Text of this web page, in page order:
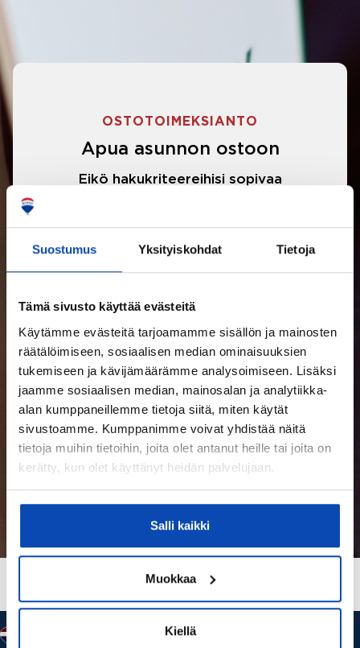
Suostumus Yksityiskohdat Tietoja
Tämä sivusto käyttää evästeitä
Käytämme evästeitä tarjoamamme sisällön ja mainosten
räätälöimiseen, sosiaalisen median ominaisuuksien
tukemiseen ja kävijämäärämme analysoimiseen. Lisäksi
jaamme sosiaalisen median, mainosalan ja analytiikka-
alan kumppaneillemme tietoja siitä, miten käytät
sivustoamme. Kumppanimme voivat yhdistää näitä
tietoja muihin tietoihin, joita olet antanut heille tai joita on
kerätty, kun olet käyttänyt heidän palvelujaan.
Salli kaikki
Muokkaa
Kiellä
OSTOTOIMEKSIANTO
Apua asunnon ostoon
Eikö hakukriteereihisi sopivaa
LUE LISÄÄ